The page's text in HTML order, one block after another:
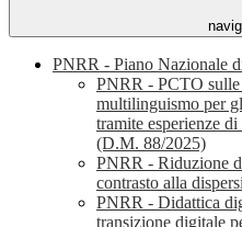
PNRR - Piano Nazionale
PNRR - PCTO
multilinguismo per
tramite esperienze
(D.M. 88/2025)
PNRR - Riduzione
contrasto alla
PNRR - Didattica
transizione digitale